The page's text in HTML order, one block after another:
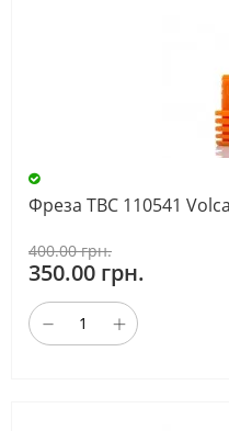
Фреза ТВС 110541
400.00 грн.
350.00 грн.